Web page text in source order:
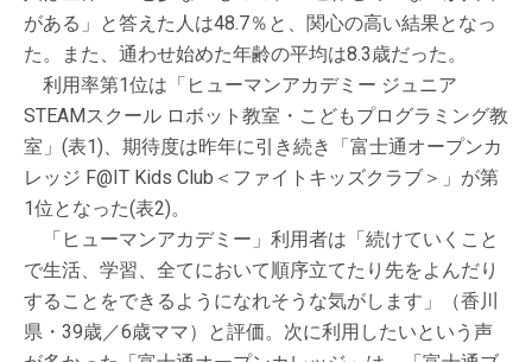
がある」と答えた人は48.7％と、関心の高い結果となっ
た。また、通わせ始めた年齢の平均は8.3歳だった。
利用率第1位は「ヒューマンアカデミー ジュニア
STEAMスクール ロボット教室・こどもプログラミング教
室」(表1)、期待度は昨年に引き続き「富士通オープンカ
レッジ F@IT Kids Club＜ファイトキッズクラブ＞」が第
1位となった(表2)。
「ヒューマンアカデミー」利用者は「続けていくこと
で生活、学習、全てにおいて順序立てたり先をよんだり
することをできるようになれそうな気がします」（香川
県・39歳／6歳ママ）と評価。次に利用したいという声